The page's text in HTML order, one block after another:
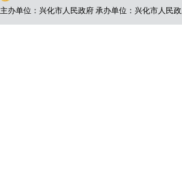
主办单位：兴化市人民政府 承办单位：兴化市人民